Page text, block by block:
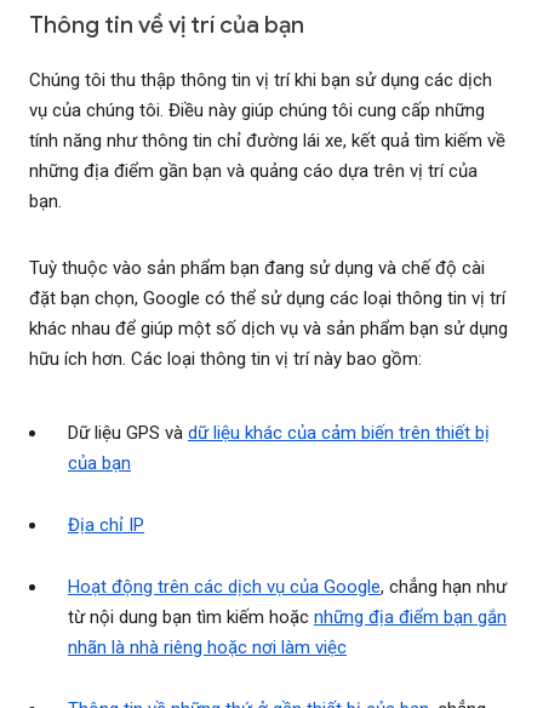
Thông tin về vị trí của bạn
Chúng tôi thu thập thông tin vị trí khi bạn sử dụng các dịch
vụ của chúng tôi. Điều này giúp chúng tôi cung cấp những
tính năng như thông tin chỉ đường lái xe, kết quả tìm kiếm về
những địa điểm gần bạn và quảng cáo dựa trên vị trí của
bạn.
Tuỳ thuộc vào sản phẩm bạn đang sử dụng và chế độ cài
đặt bạn chọn, Google có thể sử dụng các loại thông tin vị trí
khác nhau để giúp một số dịch vụ và sản phẩm bạn sử dụng
hữu ích hơn. Các loại thông tin vị trí này bao gồm:
Dữ liệu GPS và dữ liệu khác của cảm biến trên thiết bị
của bạn
Địa chỉ IP
Hoạt động trên các dịch vụ của Google, chẳng hạn như
từ nội dung bạn tìm kiếm hoặc những địa điểm bạn gắn
nhãn là nhà riêng hoặc nơi làm việc